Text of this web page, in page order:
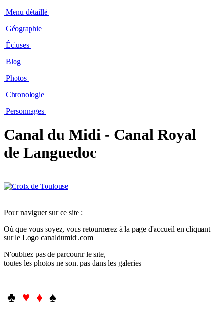
Menu détaillé
Géographie
Écluses
Blog
Photos
Chronologie
Personnages
Canal du Midi - Canal Royal
de Languedoc
Pour naviguer sur ce site :
Où que vous soyez, vous retournerez à la page d'accueil en cliquant
sur le Logo canaldumidi.com
N'oubliez pas de parcourir le site,
toutes les photos ne sont pas dans les galeries
♣ ♥ ♦ ♠